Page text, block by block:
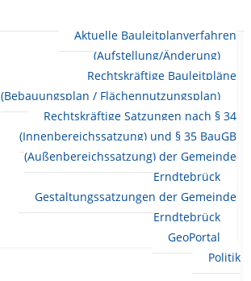
Aktuelle Bauleitplanverfahren
(Aufstellung/Änderung)
Rechtskräftige Bauleitpläne
(Bebauungsplan / Flächennutzungsplan)
Rechtskräftige Satzungen nach § 34
(Innenbereichssatzung) und § 35 BauGB
(Außenbereichssatzung) der Gemeinde
Erndtebrück
Gestaltungssatzungen der Gemeinde
Erndtebrück
GeoPortal
Politik